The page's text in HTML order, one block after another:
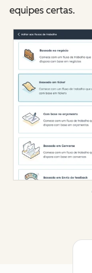
equipes certas.